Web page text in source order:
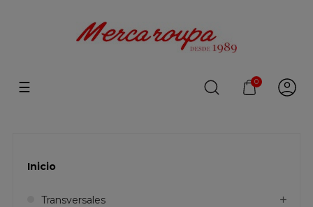
Navegación
☰ 0
Inicio
Transversales